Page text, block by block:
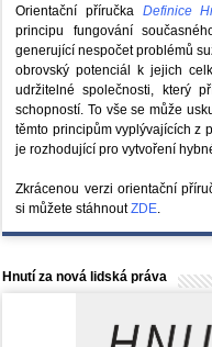
Orientační příručka Definice
principu fungování
generující nespočet problémů
obrovský potenciál k jejich
udržitelné společnosti, který
schopností. To vše se může
těmto principům vyplývajících z
je rozhodující pro vytvoření
Zkrácenou verzi orientační
si můžete stáhnoutZDE.
Hnutí za nová lidská práva